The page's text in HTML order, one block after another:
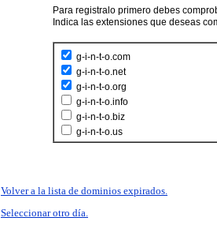
Para registralo primero debes
Indica las extensiones que deseas
g-i-n-t-o.com
g-i-n-t-o.net
g-i-n-t-o.org
g-i-n-t-o.info
g-i-n-t-o.biz
g-i-n-t-o.us
Volver a la lista de dominios expirados.
Seleccionar otro día.